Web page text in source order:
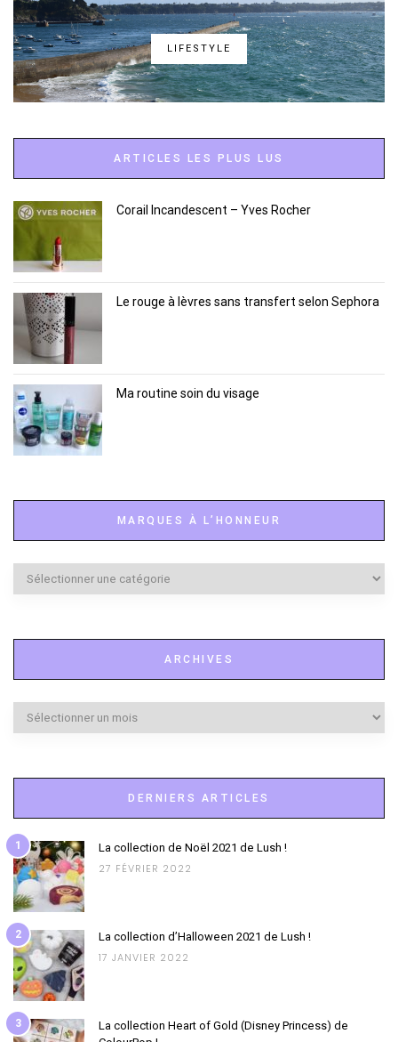
LIFESTYLE
ARTICLES LES PLUS LUS
Corail Incandescent – Yves Rocher
Le rouge à lèvres sans transfert selon Sephora
Ma routine soin du visage
MARQUES À L’HONNEUR
Marques
ARCHIVES
Archives
DERNIERS ARTICLES
1 La collection de Noël 2021 de Lush !
27 FÉVRIER 2022
2 La collection d’Halloween 2021 de Lush !
17 JANVIER 2022
3
La collection Heart of Gold (Disney Princess) de